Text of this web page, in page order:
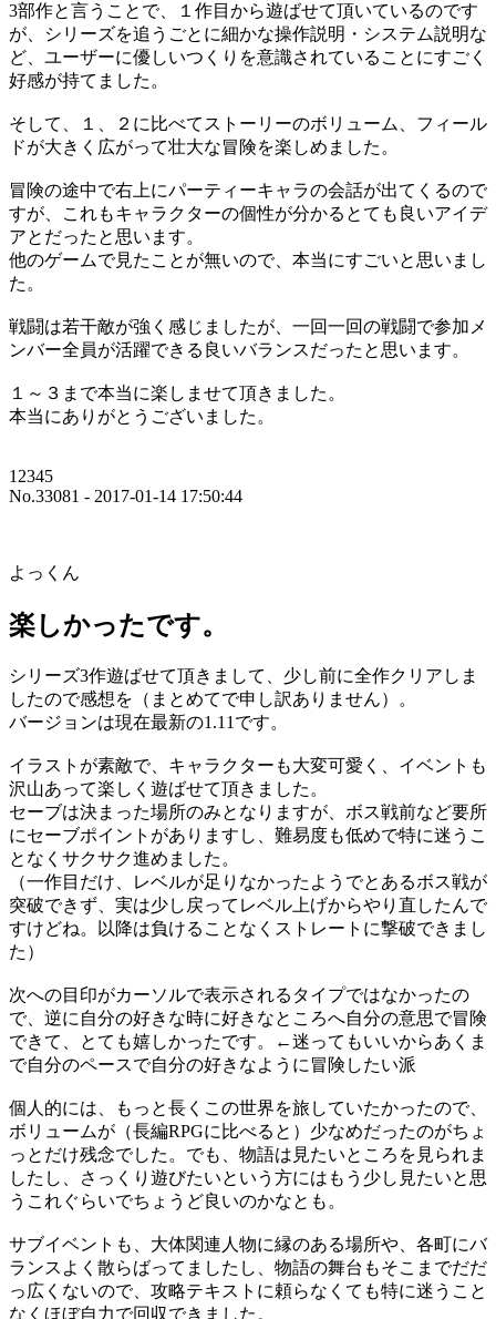
3部作と言うことで、１作目から遊ばせて頂いているのです
が、シリーズを追うごとに細かな操作説明・システム説明な
ど、ユーザーに優しいつくりを意識されていることにすごく
好感が持てました。
そして、１、２に比べてストーリーのボリューム、フィール
ドが大きく広がって壮大な冒険を楽しめました。
冒険の途中で右上にパーティーキャラの会話が出てくるので
すが、これもキャラクターの個性が分かるとても良いアイデ
アとだったと思います。
他のゲームで見たことが無いので、本当にすごいと思いまし
た。
戦闘は若干敵が強く感じましたが、一回一回の戦闘で参加メ
ンバー全員が活躍できる良いバランスだったと思います。
１～３まで本当に楽しませて頂きました。
本当にありがとうございました。
12345
No.33081 - 2017-01-14 17:50:44
よっくん
楽しかったです。
シリーズ3作遊ばせて頂きまして、少し前に全作クリアしま
したので感想を（まとめてで申し訳ありません）。
バージョンは現在最新の1.11です。
イラストが素敵で、キャラクターも大変可愛く、イベントも
沢山あって楽しく遊ばせて頂きました。
セーブは決まった場所のみとなりますが、ボス戦前など要所
にセーブポイントがありますし、難易度も低めで特に迷うこ
となくサクサク進めました。
（一作目だけ、レベルが足りなかったようでとあるボス戦が
突破できず、実は少し戻ってレベル上げからやり直したんで
すけどね。以降は負けることなくストレートに撃破できまし
た）
次への目印がカーソルで表示されるタイプではなかったの
で、逆に自分の好きな時に好きなところへ自分の意思で冒険
できて、とても嬉しかったです。←迷ってもいいからあくま
で自分のペースで自分の好きなように冒険したい派
個人的には、もっと長くこの世界を旅していたかったので、
ボリュームが（長編RPGに比べると）少なめだったのがちょ
っとだけ残念でした。でも、物語は見たいところを見られま
したし、さっくり遊びたいという方にはもう少し見たいと思
うこれぐらいでちょうど良いのかなとも。
サブイベントも、大体関連人物に縁のある場所や、各町にバ
ランスよく散らばってましたし、物語の舞台もそこまでだだ
っ広くないので、攻略テキストに頼らなくても特に迷うこと
なくほぼ自力で回収できました。